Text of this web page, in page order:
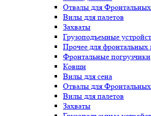
Отвалы для Фронтальных
Вилы для палетов
Захваты
Грузоподъемные
Прочее для фронтальных
Фронтальные погрузчики
Ковши
Вилы для сена
Отвалы для Фронтальных
Вилы для палетов
Захваты